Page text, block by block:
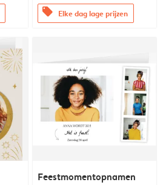
offers Elke dag lage prijzen
Feestmomentopnamen